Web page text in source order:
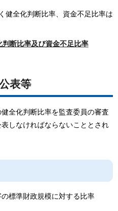
健全化判断比率、資金不足比率は
断比率及び資金不足比率
表等
全化判断比率を監査委員の審査
しなければならないこととされ
標準財政規模に対する比率